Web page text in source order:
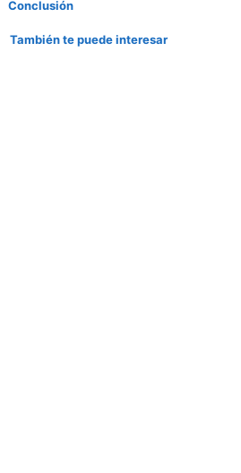
Conclusión
También te puede interesar